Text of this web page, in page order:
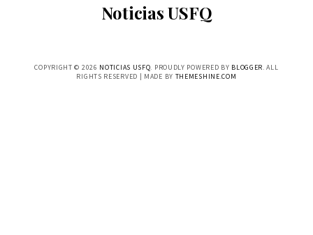
Noticias USFQ
COPYRIGHT © 2026 NOTICIAS USFQ. PROUDLY POWERED BY BLOGGER. ALL
RIGHTS RESERVED | MADE BY THEMESHINE.COM